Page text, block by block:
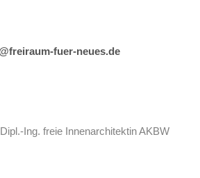
fuer-neues.de
Dipl.-Ing. freie Innenarchitektin AKBW